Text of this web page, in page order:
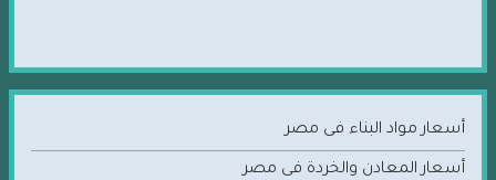
أسعار مواد البناء فى مصر
أسعار المعادن والخردة فى مصر